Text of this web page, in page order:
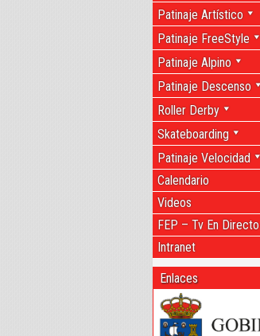
Patinaje Artístico
Patinaje FreeStyle
Patinaje Alpino
Patinaje Descenso
Roller Derby
Skateboarding
Patinaje Velocidad
Calendario
Videos
FEP – Tv En Directo
Intranet
Enlaces